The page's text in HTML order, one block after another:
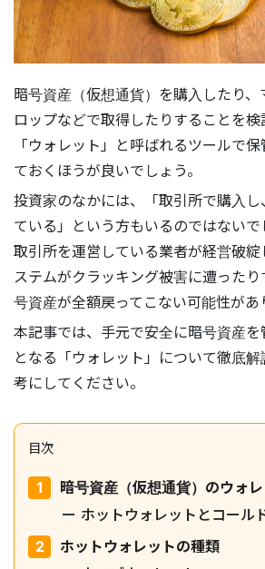
暗号資産（仮想通貨）を購入したり、
ロップなどで取得したりすることを検
「ウォレット」と呼ばれるツールで
ておくほうが良いでしょう。
投資家のなかには、「取引所で購入
ている」という方もいるのではないで
取引所を運営している業者が経営破
ステムがクラッキング被害に遭った
号資産が全額戻ってこない可能性があ
本記事では、手元で安全に暗号資産
となる「ウォレット」について徹底
考にしてください。
目次
暗号資産（仮想通貨）のウォ
ホットウォレットとコール
ホットウォレットの種類